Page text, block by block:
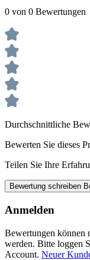
0 von 0 Bewertungen
Durchschnittliche
Bewerten Sie dieses
Teilen Sie Ihre
Bewertung schreiben
Anmelden
Bewertungen können
werden. Bitte loggen
Account. Neuer